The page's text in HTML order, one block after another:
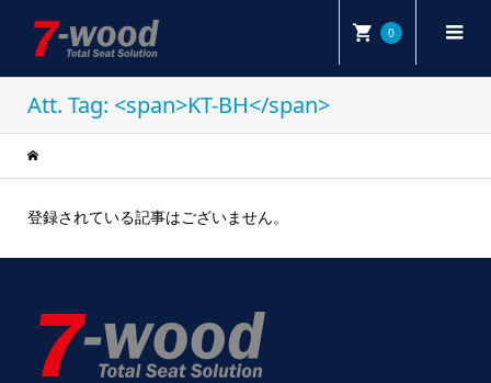
0
Att. Tag: <span>KT-BH</span>
登録されている記事はございません。